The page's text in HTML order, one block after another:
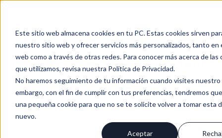
Este sitio web almacena cookies en tu PC. Estas cookies sirven
nuestro sitio web y ofrecer servicios más personalizados, tanto en
web como a través de otras redes. Para conocer más acerca de las
que utilizamos, revisa nuestra Política de Privacidad.
No haremos seguimiento de tu información cuando visites nuestro
embargo, con el fin de cumplir con tus preferencias, tendremos
una pequeña cookie para que no se te solicite volver a tomar esta
nuevo.
Aceptar
Progresus Blog | Sales Enablement
BLOG PROGRESUS / NOTICIAS & NOVEDADES
SUSCRÍBIRME